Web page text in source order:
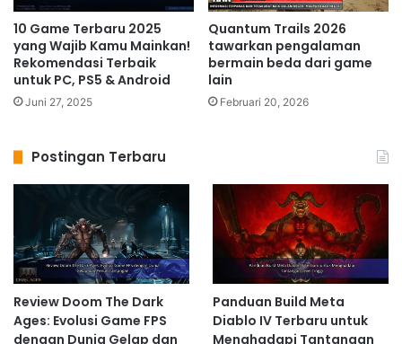
10 Game Terbaru 2025
yang Wajib Kamu Mainkan!
Rekomendasi Terbaik
untuk PC, PS5 & Android
Juni 27, 2025
Quantum Trails 2026
tawarkan pengalaman
bermain beda dari game
lain
Februari 20, 2026
Postingan Terbaru
Review Doom The Dark
Ages: Evolusi Game FPS
dengan Dunia Gelap dan
Panduan Build Meta
Diablo IV Terbaru untuk
Menghadapi Tantangan